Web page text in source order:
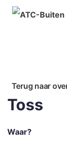
Terug naar
Toss
Waar?